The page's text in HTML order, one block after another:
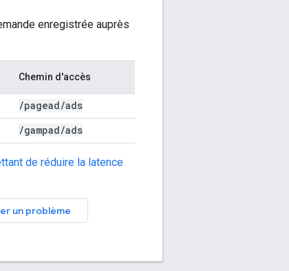
enregistrée auprès
Chemin d'accès
/pagead/ads
/gampad/ads
de réduire la latence
un problème